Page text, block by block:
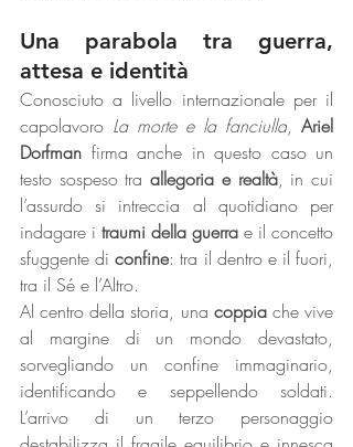
Una parabola tra guerra,
attesa e identità
Conosciuto a livello internazionale per il
capolavoro La morte e la fanciulla, Ariel
Dorfman firma anche in questo caso un
testo sospeso tra allegoria e realtà, in cui
l’assurdo si intreccia al quotidiano per
indagare i traumi della guerra e il concetto
sfuggente di confine: tra il dentro e il fuori,
tra il Sé e l’Altro.
Al centro della storia, una coppia che vive
al margine di un mondo devastato,
sorvegliando un confine immaginario,
identificando e seppellendo soldati.
L’arrivo di un terzo personaggio